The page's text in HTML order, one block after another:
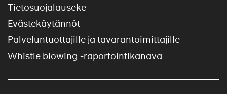
Tietosuojalauseke
Evästekäytännöt
Palveluntuottajille ja tavarantoimittajille
Whistle blowing -raportointikanava